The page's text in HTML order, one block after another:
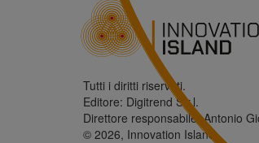
Tutti i diritti riservati.
Editore: Digitrend S.r.l.
Direttore responsabile: Antonio
© 2026, Innovation Island